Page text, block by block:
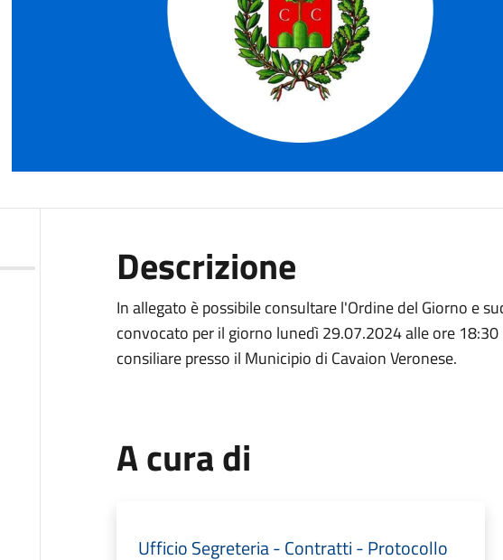
Descrizione
In allegato è possibile consultare l'Ordine del Giorno e
convocato per il giorno lunedì 29.07.2024 alle ore
consiliare presso il Municipio di Cavaion Veronese.
A cura di
Ufficio Segreteria - Contratti - Protocollo